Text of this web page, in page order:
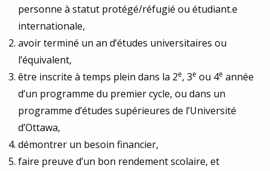
personne à statut protégé/réfugié ou étudiant.e
internationale,
avoir terminé un an d’études universitaires ou
l’équivalent,
être inscrite à temps plein dans la 2e, 3e ou 4e année
d’un programme du premier cycle, ou dans un
programme d’études supérieures de l’Université
d’Ottawa,
démontrer un besoin financier,
faire preuve d’un bon rendement scolaire, et